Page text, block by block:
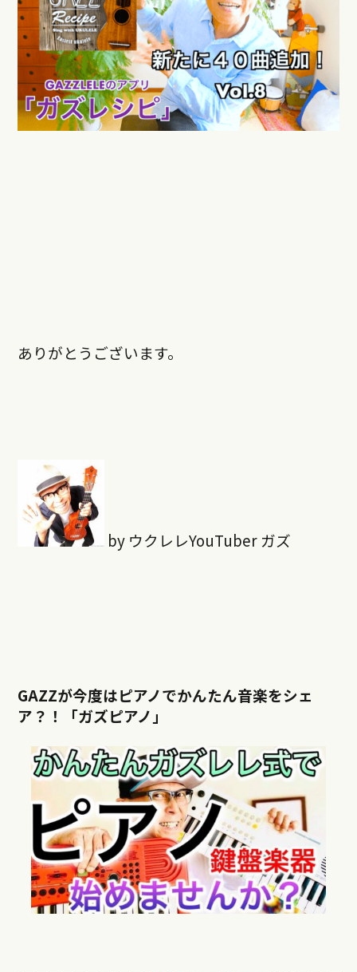
ありがとうございます。
by ウクレレYouTuber ガズ
GAZZが今度はピアノでかんたん音楽をシェ
ア？！「ガズピアノ」